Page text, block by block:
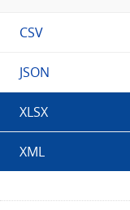
CSV
JSON
XLSX
XML